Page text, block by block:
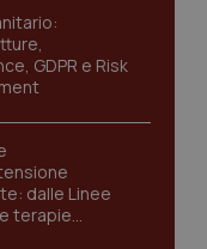
GDPR e Risk
dalle Linee
terapie